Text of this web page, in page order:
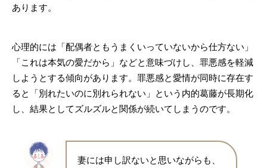
あります。
心理的には「配偶者ともうまくいっていないから仕方ない」
「これは本気の愛だから」などと意味づけし、罪悪感を軽減
しようとする傾向があります。罪悪感と愛情が同時に存在す
ると「別れたいのに別れられない」という内的葛藤が長期化
し、結果としてズルズルと関係が続いてしまうのです。
妻には申し訳ないと思いながらも、